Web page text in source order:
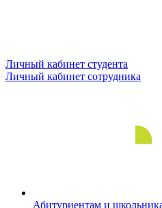
Личный кабинет студента
Личный кабинет сотрудника
Абитуриентам и